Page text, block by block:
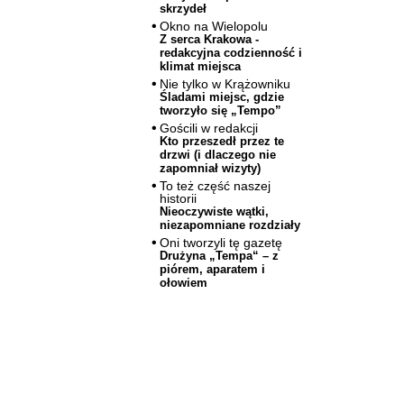
skrzydeł
Okno na Wielopolu
Z serca Krakowa -
redakcyjna codzienność i
klimat miejsca
Nie tylko w Krążowniku
Śladami miejsc, gdzie
tworzyło się „Tempo”
Gościli w redakcji
Kto przeszedł przez te
drzwi (i dlaczego nie
zapomniał wizyty)
To też część naszej
historii
Nieoczywiste wątki,
niezapomniane rozdziały
Oni tworzyli tę gazetę
Drużyna „Tempa“ – z
piórem, aparatem i
ołowiem